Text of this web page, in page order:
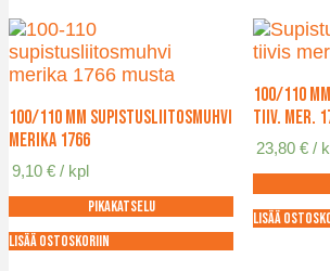
100/110 mm supistusliitosmuhvi
Merika 1766
9,10€ / kpl
Pikakatselu
Lisää ostoskoriin
100/110
tiiv. mer.
23,80 € /
Lisää